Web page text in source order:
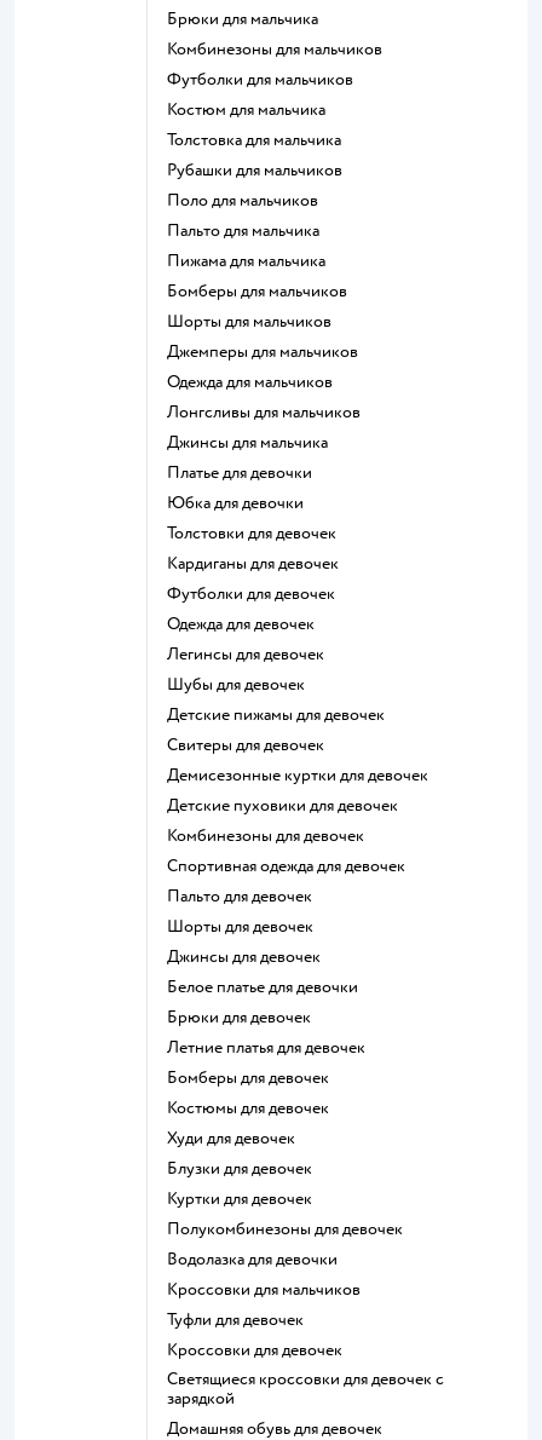
Брюки для мальчика
Комбинезоны для мальчиков
Футболки для мальчиков
Костюм для мальчика
Толстовка для мальчика
Рубашки для мальчиков
Поло для мальчиков
Пальто для мальчика
Пижама для мальчика
Бомберы для мальчиков
Шорты для мальчиков
Джемперы для мальчиков
Одежда для мальчиков
Лонгсливы для мальчиков
Джинсы для мальчика
Платье для девочки
Юбка для девочки
Толстовки для девочек
Кардиганы для девочек
Футболки для девочек
Одежда для девочек
Легинсы для девочек
Шубы для девочек
Детские пижамы для девочек
Свитеры для девочек
Демисезонные куртки для девочек
Детские пуховики для девочек
Комбинезоны для девочек
Спортивная одежда для девочек
Пальто для девочек
Шорты для девочек
Джинсы для девочек
Белое платье для девочки
Брюки для девочек
Летние платья для девочек
Бомберы для девочек
Костюмы для девочек
Худи для девочек
Блузки для девочек
Куртки для девочек
Полукомбинезоны для девочек
Водолазка для девочки
Кроссовки для мальчиков
Туфли для девочек
Кроссовки для девочек
Светящиеся кроссовки для девочек с
зарядкой
Домашняя обувь для девочек